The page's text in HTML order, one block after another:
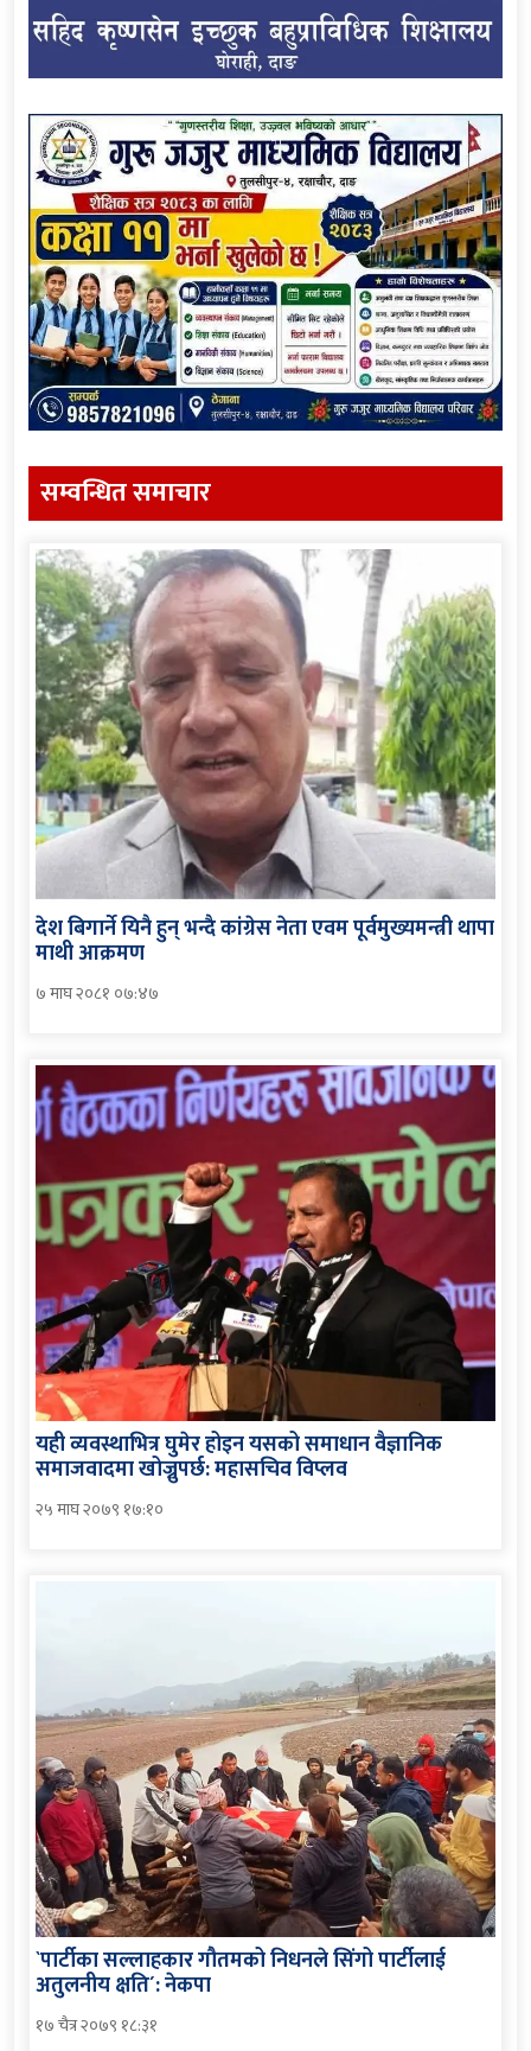
सम्वन्धित समाचार
देश बिगार्ने यिनै हुन् भन्दै कांग्रेस नेता एवम पूर्वमुख्यमन्त्री थापा
माथी आक्रमण
७ माघ २०८१ ०७:४७
यही व्यवस्थाभित्र घुमेर होइन यसको समाधान वैज्ञानिक
समाजवादमा खोज्नुपर्छ: महासचिव विप्लव
२५ माघ २०७९ १७:१०
`पार्टीका सल्लाहकार गौतमको निधनले सिंगो पार्टीलाई
अतुलनीय क्षति´: नेकपा
१७ चैत्र २०७९ १८:३१